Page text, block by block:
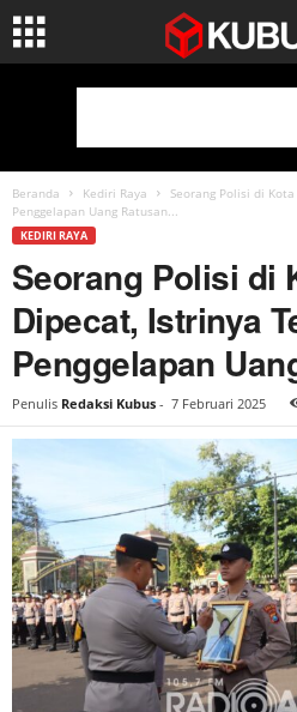
Beranda Kediri Raya
Seorang Polisi di
Penggelapan Uang Ratusan...
KEDIRI RAYA
Seorang Polisi di
Dipecat, Istrinya
Penggelapan
Penulis Redaksi Kubus - 7 Februari 2025